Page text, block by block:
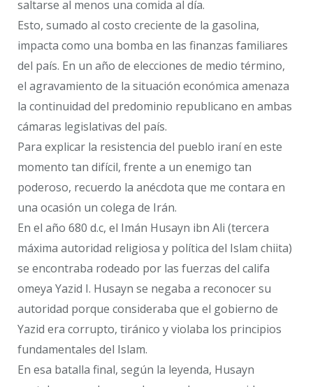
saltarse al menos una comida al día.
Esto, sumado al costo creciente de la gasolina,
impacta como una bomba en las finanzas familiares
del país. En un año de elecciones de medio término,
el agravamiento de la situación económica amenaza
la continuidad del predominio republicano en ambas
cámaras legislativas del país.
Para explicar la resistencia del pueblo iraní en este
momento tan difícil, frente a un enemigo tan
poderoso, recuerdo la anécdota que me contara en
una ocasión un colega de Irán.
En el año 680 d.c, el Imán Husayn ibn Ali (tercera
máxima autoridad religiosa y política del Islam chiita)
se encontraba rodeado por las fuerzas del califa
omeya Yazid I. Husayn se negaba a reconocer su
autoridad porque consideraba que el gobierno de
Yazid era corrupto, tiránico y violaba los principios
fundamentales del Islam.
En esa batalla final, según la leyenda, Husayn